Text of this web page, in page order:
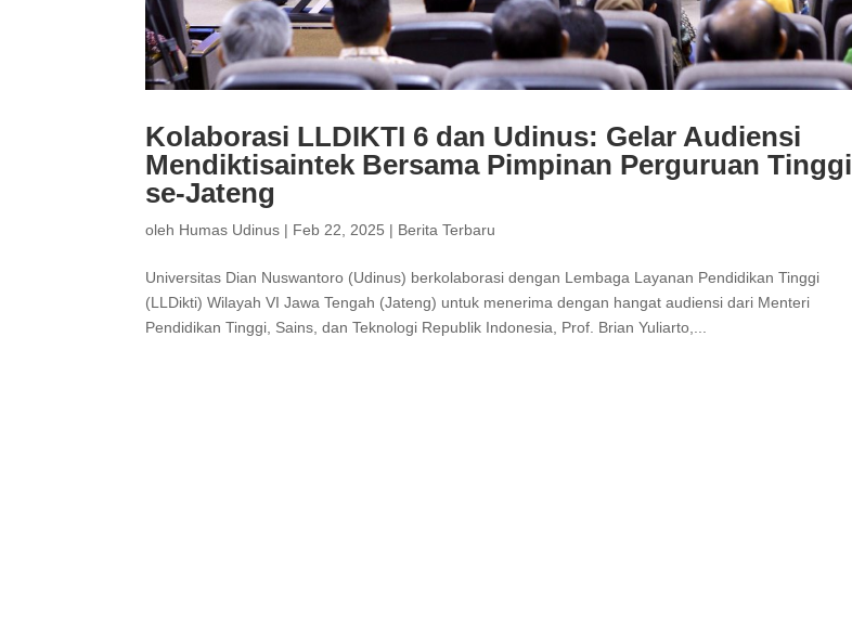
Kolaborasi LLDIKTI 6 dan Udinus: Gelar Audiensi
Mendiktisaintek Bersama Pimpinan Perguruan Tinggi
se-Jateng
oleh Humas Udinus | Feb 22, 2025 | Berita Terbaru
Universitas Dian Nuswantoro (Udinus) berkolaborasi dengan Lembaga Layanan Pendidikan Tinggi
(LLDikti) Wilayah VI Jawa Tengah (Jateng) untuk menerima dengan hangat audiensi dari Menteri
Pendidikan Tinggi, Sains, dan Teknologi Republik Indonesia, Prof. Brian Yuliarto,...